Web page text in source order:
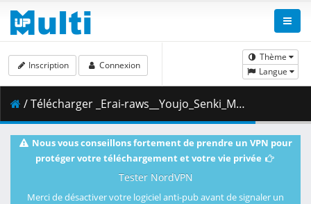
Thème
Langue
Inscription Connexion
/ Télécharger _Erai-raws__Youjo_Senki_Movie_-_00__480p__Multiple_Subtitle_.mkv.002 ( 491.02 MB )
Nous vous conseillons fortement de prendre un VPN pour
protéger votre téléchargement et votre vie privée
Tester NordVPN
Merci de désactiver votre logiciel anti-pub avant de signaler un